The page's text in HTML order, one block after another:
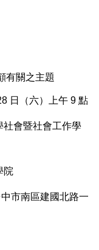
有關之主題
日（六）上午 9 點
社會暨社會工作學
院
市南區建國北路一